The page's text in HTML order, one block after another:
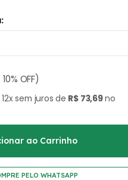
OFF)
sem juros de R$ 73,69no
PELO WHATSAPP